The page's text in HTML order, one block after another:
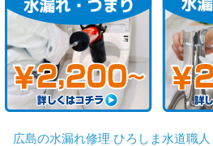
広島の水漏れ修理 ひろしま水道職